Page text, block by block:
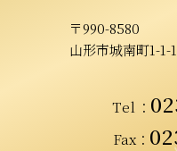
〒990-8580
山形市城南町1-1-
Tel ：
Fax：